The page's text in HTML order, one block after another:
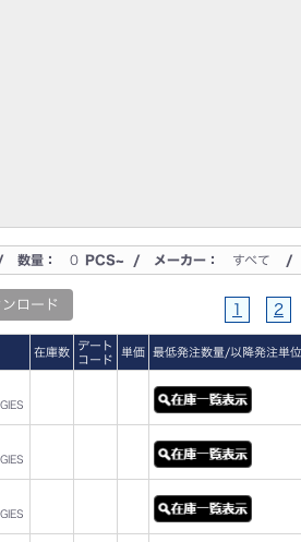
数量： 0 PCS~ / メーカー： すべて /
ロード 1 2
在庫数
デート
コード
単価 最低発注数量/以降発注単位